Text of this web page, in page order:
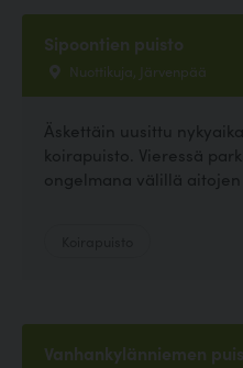
Sipoontien puisto
Nuottikuja, Järvenpää
Äskettäin uusittu
koirapuisto. Vieressä
ongelmana välillä
Vanhankylänniemen